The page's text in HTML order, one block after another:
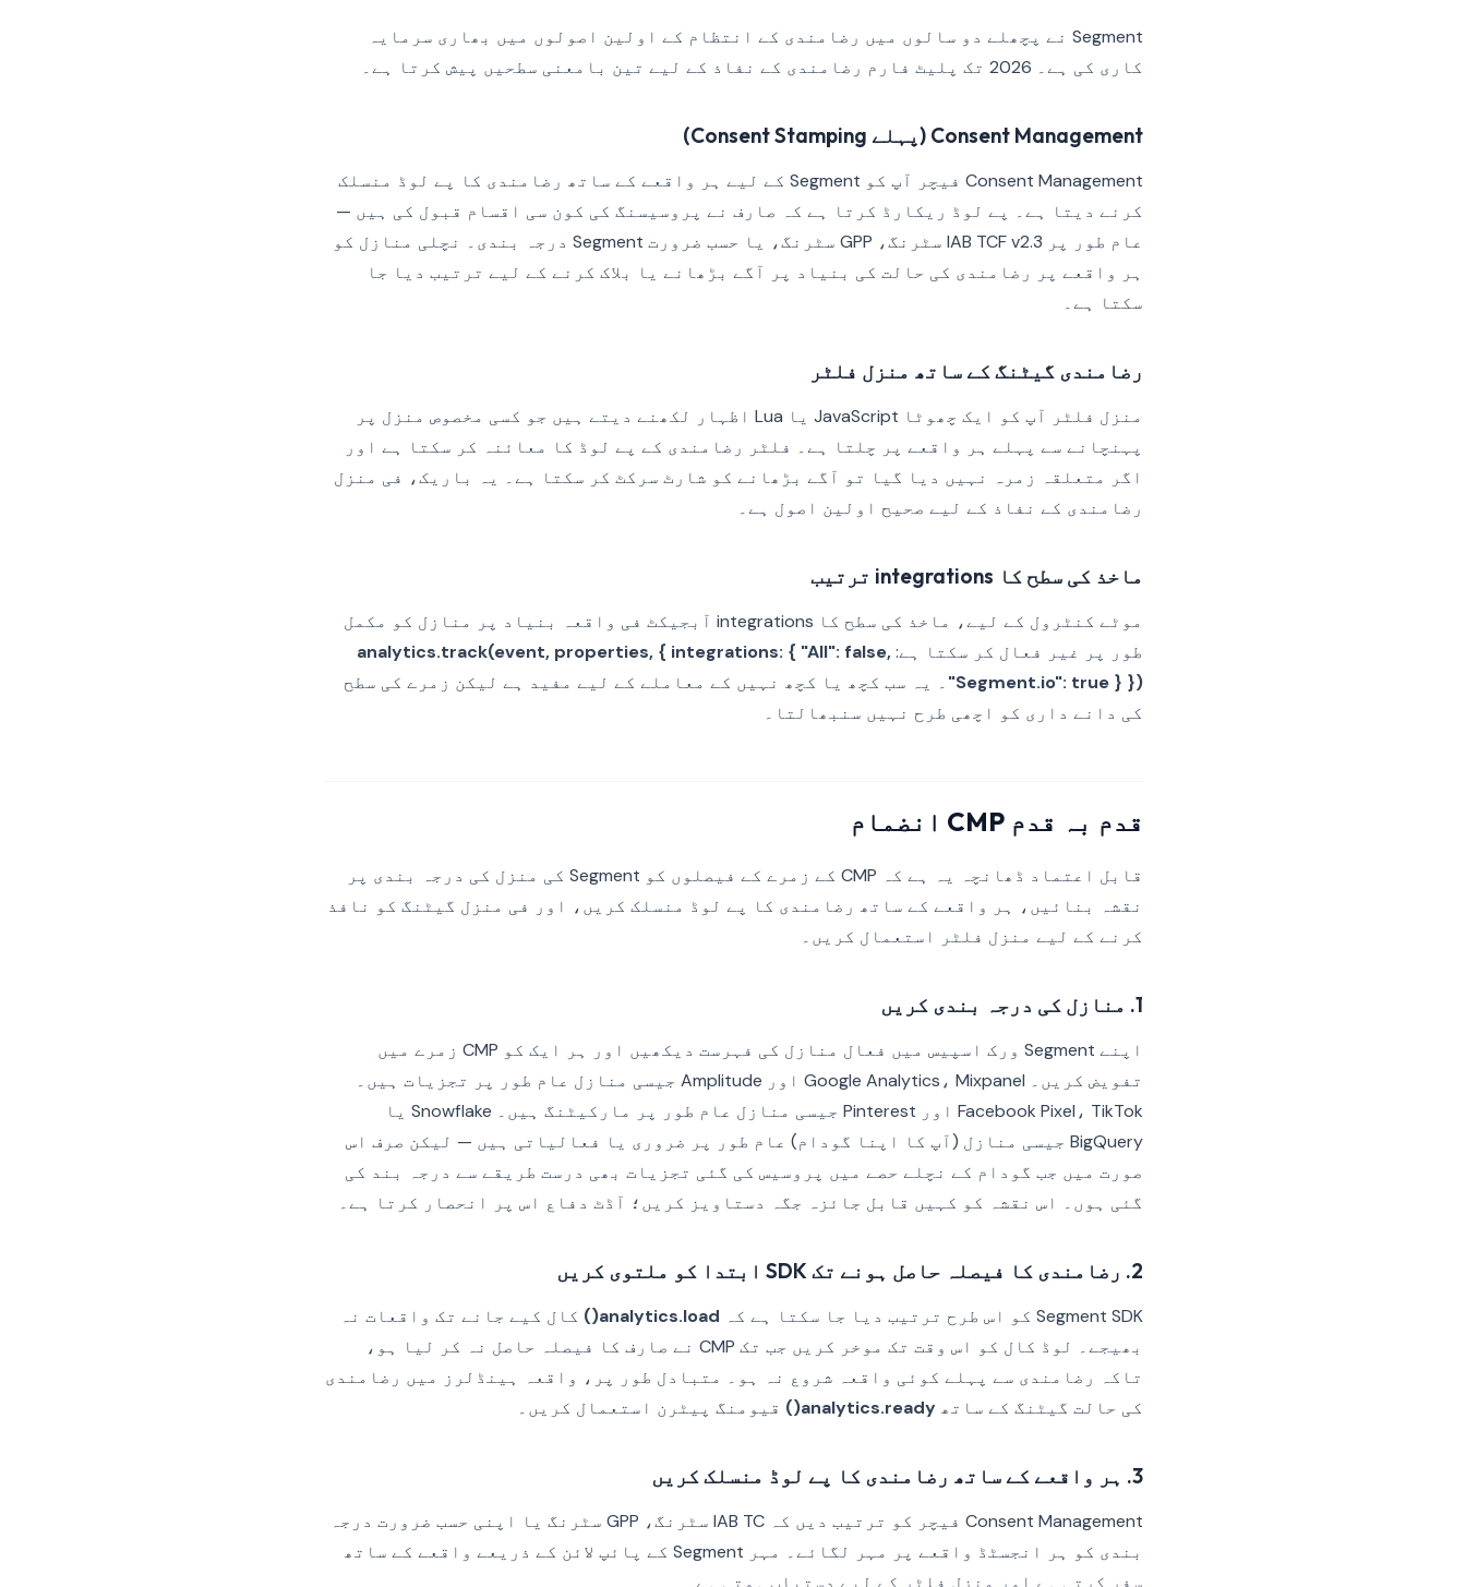
Segment نے پچھلے دو سالوں میں رضامندی کے انتظام کے اولین اصولوں میں بھاری سرمایہ
کاری کی ہے۔ 2026 تک پلیٹ فارم رضامندی کے نفاذ کے لیے تین بامعنی سطحیں پیش کرتا ہے۔
Consent Management (پہلے Consent Stamping)
Consent Management فیچر آپ کو Segment کے لیے ہر واقعے کے ساتھ رضامندی کا پے لوڈ منسلک
کرنے دیتا ہے۔ پے لوڈ ریکارڈ کرتا ہے کہ صارف نے پروسیسنگ کی کون سی اقسام قبول کی ہیں —
عام طور پر IAB TCF v2.3 سٹرنگ، GPP سٹرنگ، یا حسب ضرورت Segment درجہ بندی۔ نچلی منازل کو
ہر واقعے پر رضامندی کی حالت کی بنیاد پر آگے بڑھانے یا بلاک کرنے کے لیے ترتیب دیا جا
سکتا ہے۔
رضامندی گیٹنگ کے ساتھ منزل فلٹر
منزل فلٹر آپ کو ایک چھوٹا JavaScript یا Lua اظہار لکھنے دیتے ہیں جو کسی مخصوص منزل پر
پہنچانے سے پہلے ہر واقعے پر چلتا ہے۔ فلٹر رضامندی کے پے لوڈ کا معائنہ کر سکتا ہے اور
اگر متعلقہ زمرہ نہیں دیا گیا تو آگے بڑھانے کو شارٹ سرکٹ کر سکتا ہے۔ یہ باریک، فی منزل
رضامندی کے نفاذ کے لیے صحیح اولین اصول ہے۔
ماخذ کی سطح کا integrations ترتیب
موٹے کنٹرول کے لیے، ماخذ کی سطح کا integrations آبجیکٹ فی واقعہ بنیاد پر منازل کو مکمل
طور پر غیر فعال کر سکتا ہے:analytics.track(event, properties, { integrations: { "All": false,
"Segment.io": true } })۔ یہ سب کچھ یا کچھ نہیں کے معاملے کے لیے مفید ہے لیکن زمرے کی سطح
کی دانے داری کو اچھی طرح نہیں سنبھالتا۔
قدم بہ قدم CMP انضمام
قابل اعتماد ڈھانچہ یہ ہے کہ CMP کے زمرے کے فیصلوں کو Segment کی منزل کی درجہ بندی پر
نقشہ بنائیں، ہر واقعے کے ساتھ رضامندی کا پے لوڈ منسلک کریں، اور فی منزل گیٹنگ کو نافذ
کرنے کے لیے منزل فلٹر استعمال کریں۔
1. منازل کی درجہ بندی کریں
اپنے Segment ورک اسپیس میں فعال منازل کی فہرست دیکھیں اور ہر ایک کو CMP زمرے میں
تفویض کریں۔ Google Analytics، Mixpanel اور Amplitude جیسی منازل عام طور پر تجزیات ہیں۔
Facebook Pixel، TikTok اور Pinterest جیسی منازل عام طور پر مارکیٹنگ ہیں۔ Snowflake یا
BigQuery جیسی منازل (آپ کا اپنا گودام) عام طور پر ضروری یا فعالیاتی ہیں — لیکن صرف اس
صورت میں جب گودام کے نچلے حصے میں پروسیس کی گئی تجزیات بھی درست طریقے سے درجہ بند کی
گئی ہوں۔ اس نقشہ کو کہیں قابل جائزہ جگہ دستاویز کریں؛ آڈٹ دفاع اس پر انحصار کرتا ہے۔
2. رضامندی کا فیصلہ حاصل ہونے تک SDK ابتدا کو ملتوی کریں
Segment SDK کو اس طرح ترتیب دیا جا سکتا ہے کہ analytics.load()
کال کیے جانے تک واقعات نہ
بھیجے۔ لوڈ کال کو اس وقت تک موخر کریں جب تک CMP نے صارف کا فیصلہ حاصل نہ کر لیا ہو،
تاکہ رضامندی سے پہلے کوئی واقعہ شروع نہ ہو۔ متبادل طور پر، واقعہ ہینڈلرز میں رضامندی
کی حالت گیٹنگ کے ساتھ analytics.ready() قیومنگ پیٹرن استعمال کریں۔
3. ہر واقعے کے ساتھ رضامندی کا پے لوڈ منسلک کریں
Consent Management فیچر کو ترتیب دیں کہ IAB TC سٹرنگ، GPP سٹرنگ یا اپنی حسب ضرورت درجہ
بندی کو ہر انجسٹڈ واقعے پر مہر لگائے۔ مہر Segment کے پائپ لائن کے ذریعے واقعے کے ساتھ
سفر کرتی ہے اور منزل فلٹر کے لیے دستیاب ہوتی ہے۔